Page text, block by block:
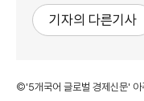
기자의 다른기사
©'5개국어 글로벌 경제신문' 아